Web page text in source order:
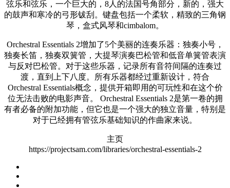
弦乐和弦乐，一个巨大的，8人的法国号角部分，新的，强大
的鼓声和寒冷的弓形钹刮。键盘包括一个柔软，精致的三角钢
琴，盒式风琴和cimbalom。
Orchestral Essentials 2增加了5个美丽的连奏乐器：独奏小号，
独奏长笛，独奏双簧管，大提琴演奏巴松管和低音单簧管表演
与反对巴松管。对于这些乐器，记录所有音符间隔的连奏过
渡，直到上下八度。所有乐器都经过重新设计，符合
Orchestral Essentials概念，提供开箱即用的可玩性和在这个价
位无法击败的电影声音。 Orchestral Essentials 2是第一卷的拥
有者必备的附加功能，但它也是一个强大的独立音量，特别是
对于已经拥有管弦乐基础知识的作曲家来说。
主页
https://projectsam.com/libraries/orchestral-essentials-2